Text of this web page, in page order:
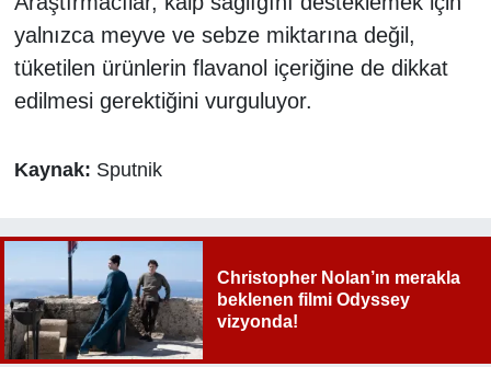
yalnızca meyve ve sebze miktarına değil,
tüketilen ürünlerin flavanol içeriğine de dikkat
edilmesi gerektiğini vurguluyor.
Kaynak: Sputnik
Christopher Nolan’ın merakla
beklenen filmi Odyssey
vizyonda!